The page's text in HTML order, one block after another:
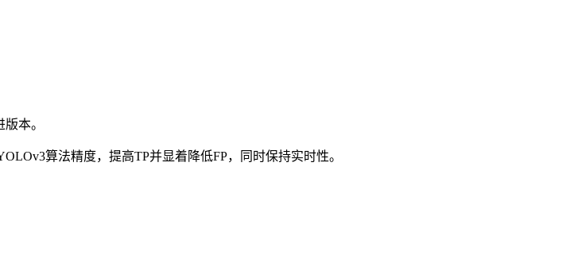
本。
算法精度，提高TP并显着降低FP，同时保持实时性。